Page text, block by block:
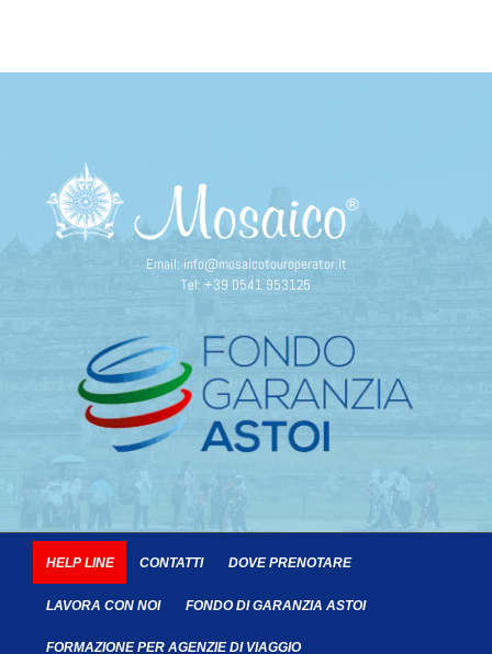
Email: info@mosaicotouroperator.it
Tel: +39 0541 953125
HELP LINE CONTATTI DOVE PRENOTARE
LAVORA CON NOI FONDO DI GARANZIA ASTOI
FORMAZIONE PER AGENZIE DI VIAGGIO